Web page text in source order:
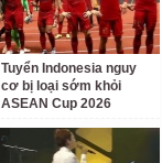
Tuyển Indonesia nguy
cơ bị loại sớm khỏi
ASEAN Cup 2026